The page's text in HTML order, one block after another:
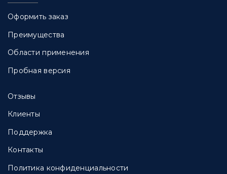
Оформить заказ
Преимущества
Области применения
Пробная версия
Отзывы
Клиенты
Поддержка
Контакты
Политика конфиденциальности